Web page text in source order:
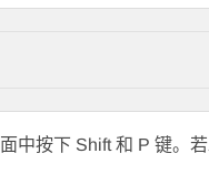
中按下 Shift 和 P 键。